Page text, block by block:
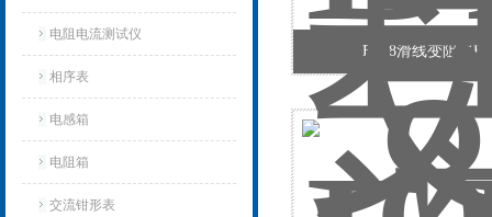
电阻电流测试仪
相序表
电感箱
电阻箱
交流钳形表
BX-8滑线变阻器